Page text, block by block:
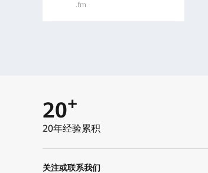
.fm
20+
20年经验累积
关注或联系我们